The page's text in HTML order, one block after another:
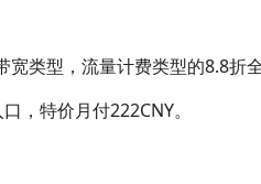
类型，流量计费类型的8.8折
，特价月付222CNY。